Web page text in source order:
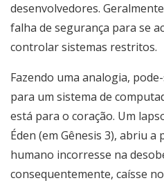
desenvolvedores.
falha de segurança para se
controlar sistemas restritos.
Fazendo uma analogia,
para um sistema de
está para o coração. Um
Éden (em Gênesis 3), abriu
humano incorresse na
consequentemente, caísse